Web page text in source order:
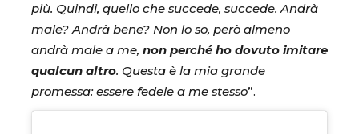
più. Quindi, quello che succede, succede. Andrà
male? Andrà bene? Non lo so, però almeno
andrà male a me, non perché ho dovuto imitare
qualcun altro. Questa è la mia grande
promessa: essere fedele a me stesso”.